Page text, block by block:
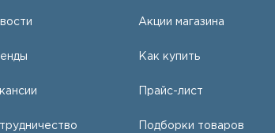
Акции магазина
Как купить
Прайс-лист
Подборки товаров